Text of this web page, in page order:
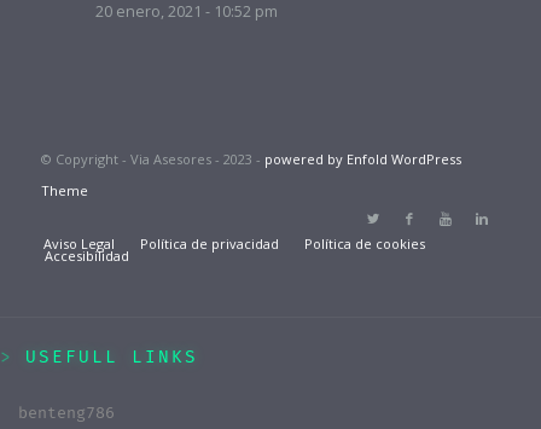
20 enero, 2021 - 10:52 pm
© Copyright - Via Asesores - 2023 - powered by Enfold WordPress
Theme
Aviso Legal Política de privacidad Política de cookies
Accesibilidad
USEFULL LINKS
benteng786